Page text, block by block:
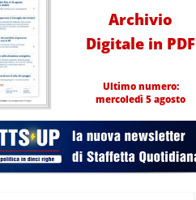
Archivio
Digitale in PDF
Ultimo numero:
mercoledì 5 agosto